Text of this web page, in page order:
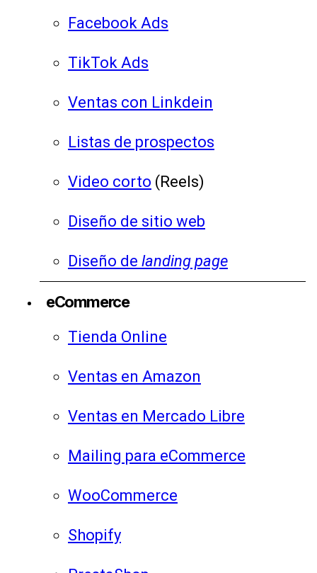
Facebook Ads
TikTok Ads
Ventas con Linkdein
Listas de prospectos
Video corto (Reels)
Diseño de sitio web
Diseño de landing page
eCommerce
Tienda Online
Ventas en Amazon
Ventas en Mercado Libre
Mailing para eCommerce
WooCommerce
Shopify